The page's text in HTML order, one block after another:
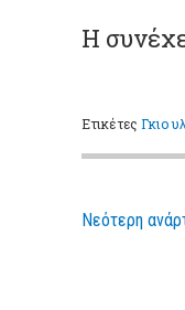
Η
Ετικέτες
Νεότερη